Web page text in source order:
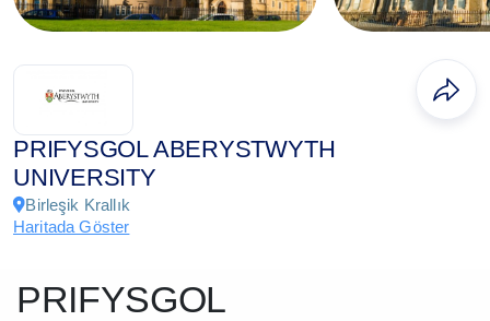
PRIFYSGOL ABERYSTWYTH
UNIVERSITY
Birleşik Krallık
Haritada Göster
PRIFYSGOL